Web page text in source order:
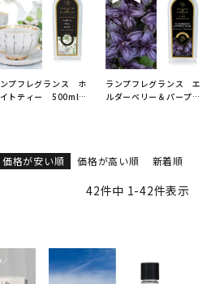
プフレグランス ホ
イトティー 500ml
シュレイアンドバー
ッド）
ランプフレグランス エ
ルダーベリー＆パープル
ウッド）
価格が安い順 価格が高い順 新着順
42件中 1-42件表示